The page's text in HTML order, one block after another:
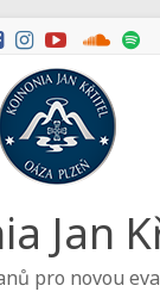
Jan
pro novou